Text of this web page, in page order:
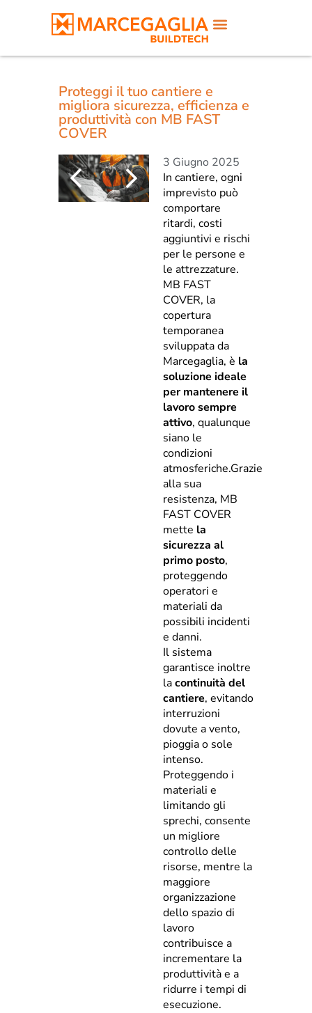
Proteggi il tuo cantiere e
migliora sicurezza, efficienza e
produttività con MB FAST
COVER
3 Giugno 2025
In cantiere, ogni
imprevisto può
comportare
ritardi, costi
aggiuntivi e rischi
per le persone e
le attrezzature.
MB FAST
COVER, la
copertura
temporanea
sviluppata da
Marcegaglia, è la
soluzione ideale
per mantenere il
lavoro sempre
attivo, qualunque
siano le
condizioni
atmosferiche.Grazie
alla sua
resistenza, MB
FAST COVER
mette la
sicurezza al
primo posto,
proteggendo
operatori e
materiali da
possibili incidenti
e danni.
Il sistema
garantisce inoltre
lacontinuità del
cantiere, evitando
interruzioni
dovute a vento,
pioggia o sole
intenso.
Proteggendo i
materiali e
limitando gli
sprechi, consente
un migliore
controllo delle
risorse, mentre la
maggiore
organizzazione
dello spazio di
lavoro
contribuisce a
incrementare la
produttività e a
ridurre i tempi di
esecuzione.